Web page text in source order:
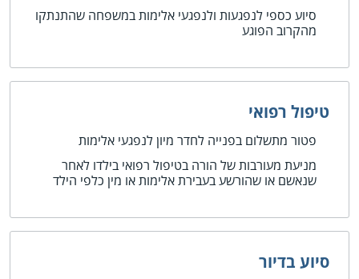
סיוע כספי לנפגעות ולנפגעי אלימות במשפחה שהתנתקו
מהקרוב הפוגע
טיפול רפואי
פטור מתשלום בפנייה לחדר מיון לנפגעי אלימות
מניעת מעורבות של הורה בטיפול רפואי בילדו לאחר
שנאשם או שהורשע בעבירת אלימות או מין כלפי הילד
סיוע בדיור